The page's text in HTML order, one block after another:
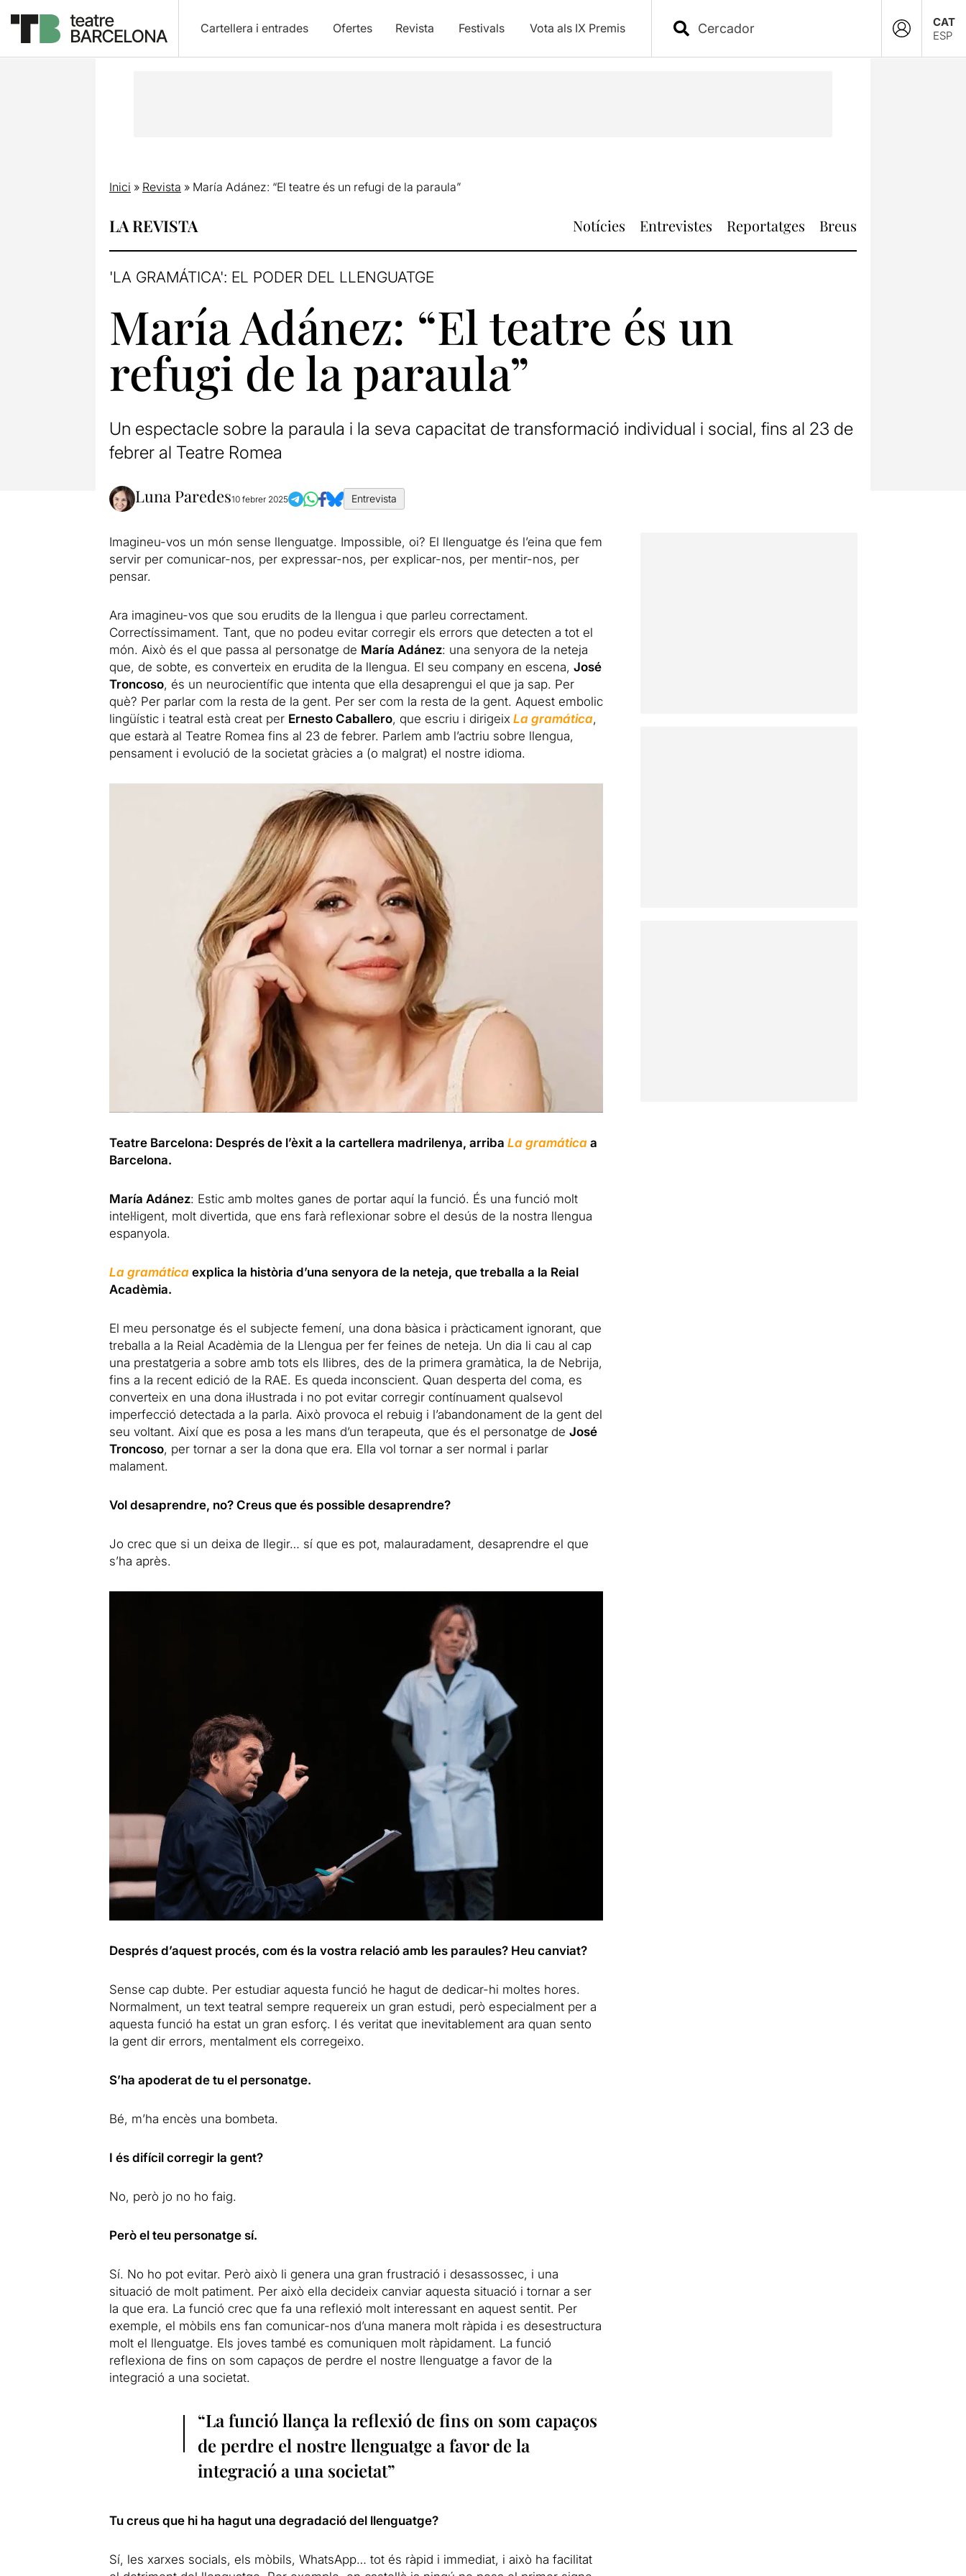
Cartellera i entrades Ofertes Revista Festivals Vota als IX Premis
CAT
ESP
Inici » Revista » María Adánez: “El teatre és un refugi de la paraula”
LA REVISTA Notícies Entrevistes Reportatges Breus
'LA GRAMÁTICA': EL PODER DEL LLENGUATGE
María Adánez: “El teatre és un
refugi de la paraula”
Un espectacle sobre la paraula i la seva capacitat de transformació individual i social, fins al 23 de
febrer al Teatre Romea
Luna Paredes10 febrer 2025 Entrevista
Imagineu-vos un món sense llenguatge. Impossible, oi? El llenguatge és l’eina que fem
servir per comunicar-nos, per expressar-nos, per explicar-nos, per mentir-nos, per
pensar.
Ara imagineu-vos que sou erudits de la llengua i que parleu correctament.
Correctíssimament. Tant, que no podeu evitar corregir els errors que detecten a tot el
món. Això és el que passa al personatge de María Adánez: una senyora de la neteja
que, de sobte, es converteix en erudita de la llengua. El seu company en escena, José
Troncoso, és un neurocientífic que intenta que ella desaprengui el que ja sap. Per
què? Per parlar com la resta de la gent. Per ser com la resta de la gent. Aquest embolic
lingüístic i teatral està creat per Ernesto Caballero, que escriu i dirigeix​​La gramática,
que estarà al Teatre Romea fins al 23 de febrer. Parlem amb l’actriu sobre llengua,
pensament i evolució de la societat gràcies a (o malgrat) el nostre idioma.
Teatre Barcelona: Després de l’èxit a la cartellera madrilenya, arriba ​​La gramática a
Barcelona.
María Adánez: Estic amb moltes ganes de portar aquí la funció. És una funció molt
intel·ligent, molt divertida, que ens farà reflexionar sobre el desús de la nostra llengua
espanyola.
​​La gramática explica la història d’una senyora de la neteja, que treballa a la Reial
Acadèmia.
El meu personatge és el subjecte femení, una dona bàsica i pràcticament ignorant, que
treballa a la Reial Acadèmia de la Llengua per fer feines de neteja. Un dia li cau al cap
una prestatgeria a sobre amb tots els llibres, des de la primera gramàtica, la de Nebrija,
fins a la recent edició de la RAE. Es queda inconscient. Quan desperta del coma, es
converteix en una dona il·lustrada i no pot evitar corregir contínuament qualsevol
imperfecció detectada a la parla. Això provoca el rebuig i l’abandonament de la gent del
seu voltant. Així que es posa a les mans d’un terapeuta, que és el personatge de José
Troncoso, per tornar a ser la dona que era. Ella vol tornar a ser normal i parlar
malament.
Vol desaprendre, no? Creus que és possible desaprendre?
Jo crec que si un deixa de llegir… sí que es pot, malauradament, desaprendre el que
s’ha après.
Després d’aquest procés, com és la vostra relació amb les paraules? Heu canviat?
Sense cap dubte. Per estudiar aquesta funció he hagut de dedicar-hi moltes hores.
Normalment, un text teatral sempre requereix un gran estudi, però especialment per a
aquesta funció ha estat un gran esforç. I és veritat que inevitablement ara quan sento
la gent dir errors, mentalment els corregeixo.
S’ha apoderat de tu el personatge.
Bé, m’ha encès una bombeta.
I és difícil corregir la gent?
No, però jo no ho faig.
Però el teu personatge sí.
Sí. No ho pot evitar. Però això li genera una gran frustració i desassossec, i una
situació de molt patiment. Per això ella decideix canviar aquesta situació i tornar a ser
la que era. La funció crec que fa una reflexió molt interessant en aquest sentit. Per
exemple, el mòbils ens fan comunicar-nos d’una manera molt ràpida i es desestructura
molt el llenguatge. Els joves també es comuniquen molt ràpidament. La funció
reflexiona de fins on som capaços de perdre el nostre llenguatge a favor de la
integració a una societat.
“La funció llança la reflexió de fins on som capaços
de perdre el nostre llenguatge a favor de la
integració a una societat”
Tu creus que hi ha hagut una degradació del llenguatge?
Sí, les xarxes socials, els mòbils, WhatsApp… tot és ràpid i immediat, i això ha facilitat